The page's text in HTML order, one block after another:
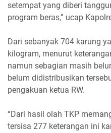
setempat yang diberi
program beras,” ucap
Dari sebanyak 704 karung
kilogram, menurut
namun sebagian masih
belum didistribusikan
pengakuan ketua RW.
“Dari hasil olah TKP
tersisa 277 keterangan ini